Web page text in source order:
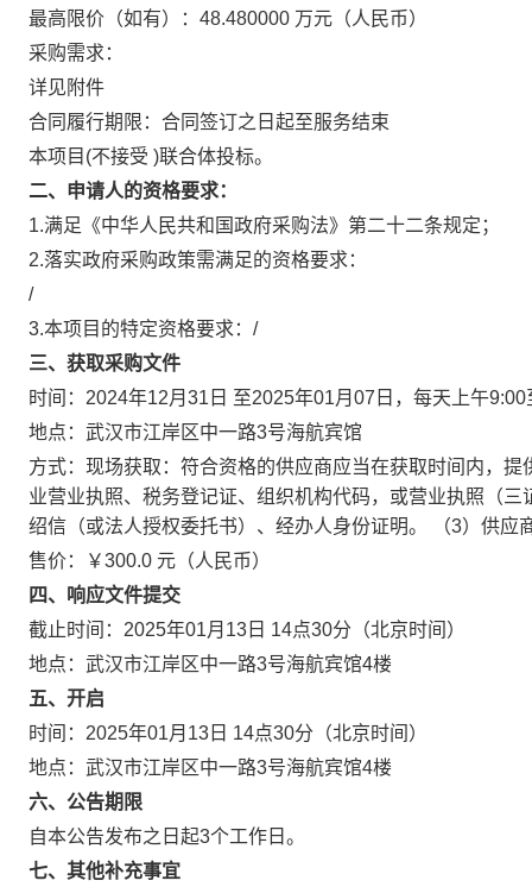
最高限价（如有）：48.480000 万元（人民币）
采购需求：
详见附件
合同履行期限：合同签订之日起至服务结束
本项目(不接受 )联合体投标。
二、申请人的资格要求：
1.满足《中华人民共和国政府采购法》第二十二条规定；
2.落实政府采购政策需满足的资格要求：
/
3.本项目的特定资格要求：/
三、获取采购文件
时间：2024年12月31日 至2025年01月07日，每天上午
地点：武汉市江岸区中一路3号海航宾馆
方式：现场获取：符合资格的供应商应当在获取时间内，
业营业执照、税务登记证、组织机构代码，或营业执照（
绍信（或法人授权委托书）、经办人身份证明。 （3）供应
售价：￥300.0 元（人民币）
四、响应文件提交
截止时间：2025年01月13日 14点30分（北京时间）
地点：武汉市江岸区中一路3号海航宾馆4楼
五、开启
时间：2025年01月13日 14点30分（北京时间）
地点：武汉市江岸区中一路3号海航宾馆4楼
六、公告期限
自本公告发布之日起3个工作日。
七、其他补充事宜